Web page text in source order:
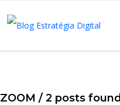
ZOOM / 2 posts found